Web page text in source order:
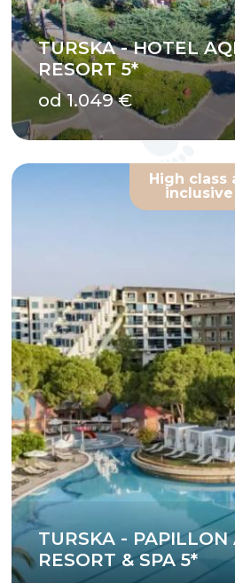
TURSKA - HOTEL
RESORT 5*
od 1.049 €
High class
inclusive
TURSKA - PAPILLON
RESORT & SPA 5*